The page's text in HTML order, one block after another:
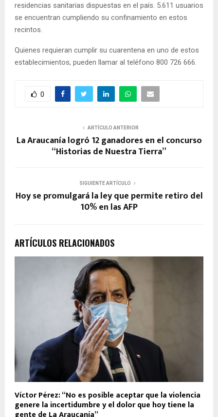
residencias sanitarias dispuestas en el país. 5.611 usuarios
se encuentran cumpliendo su confinamiento en estos
recintos.
Quienes requieran cumplir su cuarentena en uno de estos
establecimientos, pueden llamar al teléfono 800 726 666.
0
ARTÍCULO ANTERIOR
La Araucanía logró 12 ganadores en el concurso
“Historias de Nuestra Tierra”
SIGUIENTE ARTÍCULO
Hoy se promulgará la ley que permite retiro del
10% en las AFP
ARTÍCULOS RELACIONADOS
Víctor Pérez: “No es posible aceptar que la violencia
genere la incertidumbre y el dolor que hoy tiene la